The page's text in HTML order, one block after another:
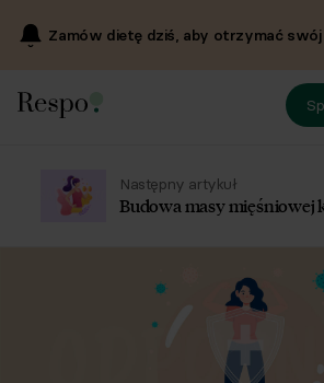
Zamów dietę dziś, aby otrzymać
Następny artykuł
Budowa masy mięśniowej